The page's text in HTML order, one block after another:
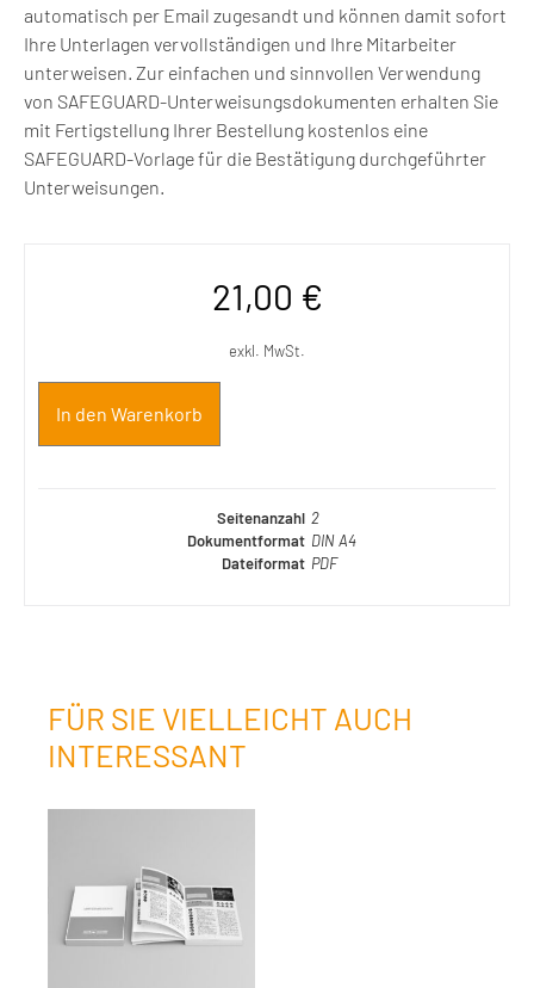
automatisch per Email zugesandt und können damit sofort
Ihre Unterlagen vervollständigen und Ihre Mitarbeiter
unterweisen. Zur einfachen und sinnvollen Verwendung
von SAFEGUARD-Unterweisungsdokumenten erhalten Sie
mit Fertigstellung Ihrer Bestellung kostenlos eine
SAFEGUARD-Vorlage für die Bestätigung durchgeführter
Unterweisungen.
21,00 €
exkl. MwSt.
In den Warenkorb
Seitenanzahl 2
Dokumentformat DIN A4
Dateiformat PDF
FÜR SIE VIELLEICHT AUCH
INTERESSANT